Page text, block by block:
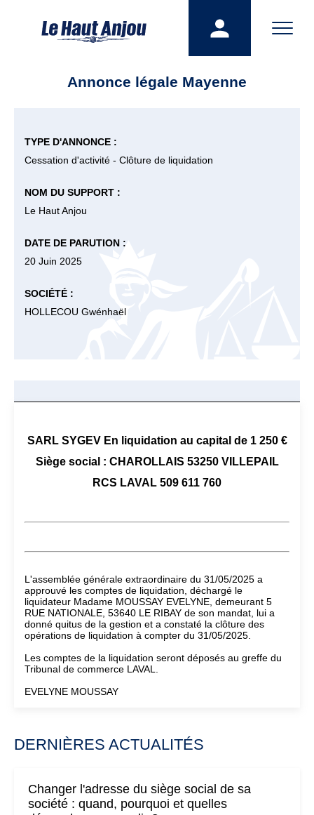
Annonce légale Mayenne
TYPE D'ANNONCE :
Cessation d'activité - Clôture de liquidation
NOM DU SUPPORT :
Le Haut Anjou
DATE DE PARUTION :
20 Juin 2025
SOCIÉTÉ :
HOLLECOU Gwénhaël
SARL SYGEV En liquidation au capital de 1 250 €
Siège social : CHAROLLAIS 53250 VILLEPAIL
RCS LAVAL 509 611 760
L'assemblée générale extraordinaire du 31/05/2025 a
approuvé les comptes de liquidation, déchargé le
liquidateur Madame MOUSSAY EVELYNE, demeurant 5
RUE NATIONALE, 53640 LE RIBAY de son mandat, lui a
donné quitus de la gestion et a constaté la clôture des
opérations de liquidation à compter du 31/05/2025.
Les comptes de la liquidation seront déposés au greffe du
Tribunal de commerce LAVAL.
EVELYNE MOUSSAY
DERNIÈRES ACTUALITÉS
Changer l'adresse du siège social de sa
société : quand, pourquoi et quelles